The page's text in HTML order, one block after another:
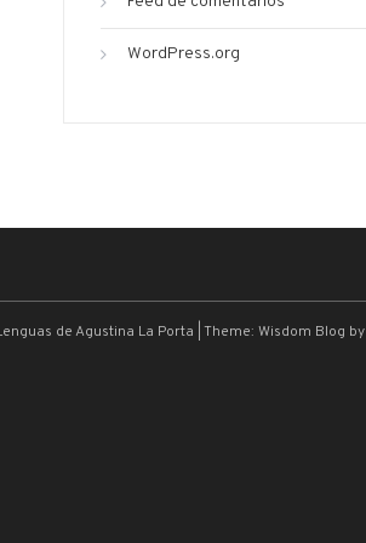
WordPress.org
de Agustina La Porta Theme: Wisdom Blog by